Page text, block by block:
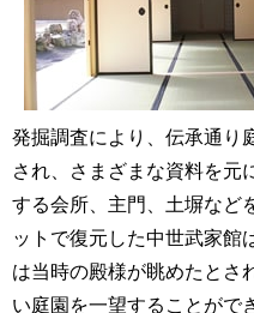
発掘調査により、伝承通り
され、さまざまな資料を元
する会所、主門、土塀など
ットで復元した中世武家館
は当時の殿様が眺めたとさ
い庭園を一望することがで